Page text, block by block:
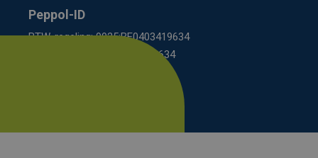
Peppol-ID
BTW-regeling: 9925:BE0403419634
KBO-regeling: 0208:0403419634